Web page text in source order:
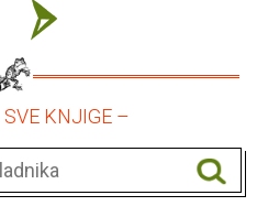
KNJIGE –